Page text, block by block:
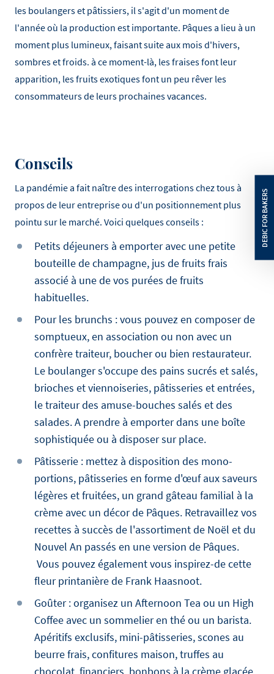
les boulangers et pâtissiers, il s'agit d'un moment de
l'année où la production est importante. Pâques a lieu à un
moment plus lumineux, faisant suite aux mois d'hivers,
sombres et froids. à ce moment-là, les fraises font leur
apparition, les fruits exotiques font un peu rêver les
consommateurs de leurs prochaines vacances.
Conseils
La pandémie a fait naître des interrogations chez tous à
propos de leur entreprise ou d'un positionnement plus
pointu sur le marché. Voici quelques conseils :
Petits déjeuners à emporter avec une petite
bouteille de champagne, jus de fruits frais
associé à une de vos purées de fruits
habituelles.
Pour les brunchs : vous pouvez en composer de
somptueux, en association ou non avec un
confrère traiteur, boucher ou bien restaurateur.
Le boulanger s'occupe des pains sucrés et salés,
brioches et viennoiseries, pâtisseries et entrées,
le traiteur des amuse-bouches salés et des
salades. A prendre à emporter dans une boîte
sophistiquée ou à disposer sur place.
Pâtisserie : mettez à disposition des mono-
portions, pâtisseries en forme d'œuf aux saveurs
légères et fruitées, un grand gâteau familial à la
crème avec un décor de Pâques. Retravaillez vos
recettes à succès de l'assortiment de Noël et du
Nouvel An passés en une version de Pâques.
Vous pouvez également vous inspirez-de cette
fleur printanière de Frank Haasnoot.
Goûter : organisez un Afternoon Tea ou un High
Coffee avec un sommelier en thé ou un barista.
Apéritifs exclusifs, mini-pâtisseries, scones au
beurre frais, confitures maison, truffes au